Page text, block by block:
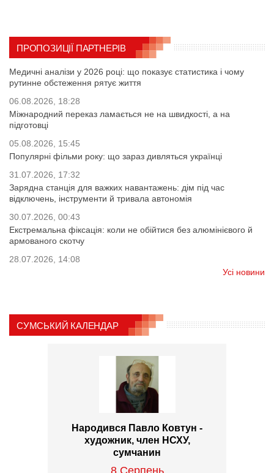
ПРОПОЗИЦІЇ ПАРТНЕРІВ
Медичні аналізи у 2026 році: що показує статистика і чому
рутинне обстеження рятує життя
06.08.2026, 18:28
Міжнародний переказ ламається не на швидкості, а на
підготовці
05.08.2026, 15:45
Популярні фільми року: що зараз дивляться українці
31.07.2026, 17:32
Зарядна станція для важких навантажень: дім під час
відключень, інструменти й тривала автономія
30.07.2026, 00:43
Екстремальна фіксація: коли не обійтися без алюмінієвого й
армованого скотчу
28.07.2026, 14:08
Усі новини
СУМСЬКИЙ КАЛЕНДАР
Народився Павло Ковтун -
художник, член НСХУ,
сумчанин